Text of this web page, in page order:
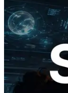
2026.05.24